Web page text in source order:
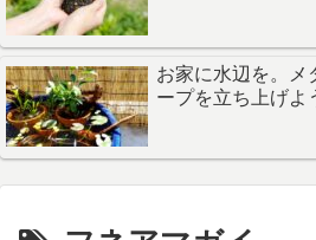
お家に水辺を。メ
ープを立ち上げよ